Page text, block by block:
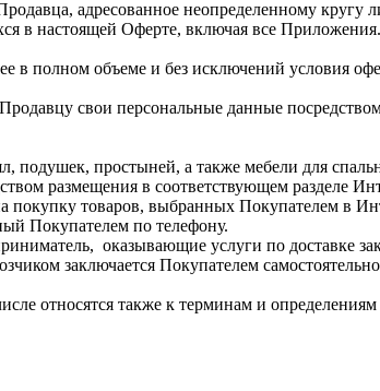
адресованное неопределенному кругу
в настоящей Оферте, включая все Приложения.
в полном объеме и без исключений условия
свои персональные данные
подушек, простыней, а также мебели для
размещения в соответствующем разделе
товаров, выбранных Покупателем в
Покупателем по телефону.
оказывающие услуги по доставке
заключается Покупателем
относятся также к терминам и